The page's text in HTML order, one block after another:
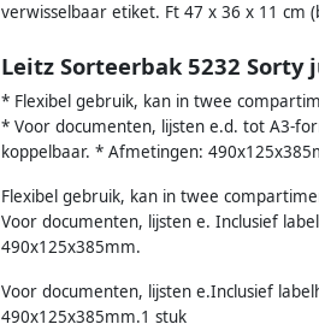
verwisselbaar etiket. Ft 47 x 36 x 11 cm
Leitz Sorteerbak 5232 Sorty
* Flexibel gebruik, kan in twee
* Voor documenten, lijsten e.d. tot A3-
koppelbaar. * Afmetingen:
Flexibel gebruik, kan in twee
Voor documenten, lijsten e. Inclusief
490x125x385mm.
Voor documenten, lijsten e.Inclusief
490x125x385mm.1 stuk